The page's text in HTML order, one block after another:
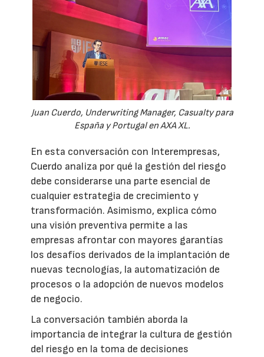
Juan Cuerdo, Underwriting Manager, Casualty para
España y Portugal en AXA XL.
En esta conversación con Interempresas,
Cuerdo analiza por qué la gestión del riesgo
debe considerarse una parte esencial de
cualquier estrategia de crecimiento y
transformación. Asimismo, explica cómo
una visión preventiva permite a las
empresas afrontar con mayores garantías
los desafíos derivados de la implantación de
nuevas tecnologías, la automatización de
procesos o la adopción de nuevos modelos
de negocio.
La conversación también aborda la
importancia de integrar la cultura de gestión
del riesgo en la toma de decisiones